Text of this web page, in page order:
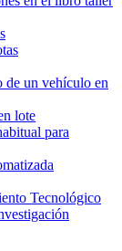
de un vehículo en
lote
para
Tecnológico